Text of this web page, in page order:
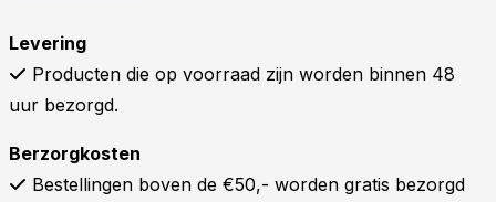
Levering
Producten die op voorraad zijn worden binnen 48
uur bezorgd.
Berzorgkosten
Bestellingen boven de €50,- worden gratis bezorgd